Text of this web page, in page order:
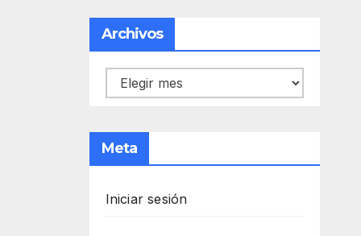
Archivos
Archivos
Meta
Iniciar sesión